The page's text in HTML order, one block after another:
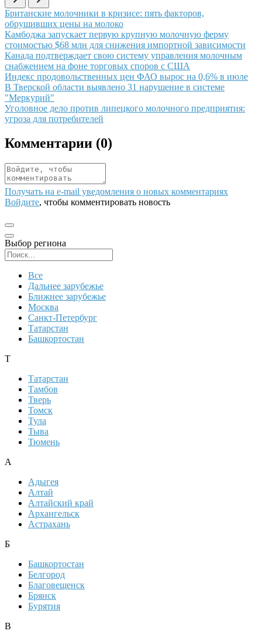
Иллюстрация новости
Британские молочники в кризисе: пять факторов,
обрушивших цены на молоко
Иллюстрация новости
Камбоджа запускает первую крупную молочную ферму
стоимостью $68 млн для снижения импортной зависимости
Иллюстрация новости
Канада подтверждает свою систему управления молочным
снабжением на фоне торговых споров с США
Иллюстрация новости
Индекс продовольственных цен ФАО вырос на 0,6% в июле
Иллюстрация новости
В Тверской области выявлено 31 нарушение в системе
"Меркурий"
Иллюстрация новости
Уголовное дело против липецкого молочного предприятия:
угроза для потребителей
Комментарии (0)
Получать на e‑mail уведомления о новых комментариях
Войдите, чтобы комментировать новость
Выбор региона
Все
Дальнее зарубежье
Ближнее зарубежье
Москва
Санкт-Петербург
Татарстан
Башкортостан
Т
Татарстан
Тамбов
Тверь
Томск
Тула
Тыва
Тюмень
А
Адыгея
Алтай
Алтайский край
Архангельск
Астрахань
Б
Башкортостан
Белгород
Благовещенск
Брянск
Бурятия
В